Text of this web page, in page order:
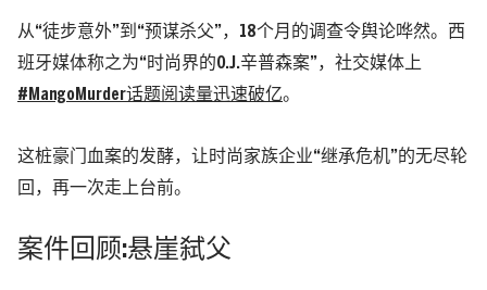
从“徒步意外”到“预谋杀父”，18个月的调查令舆论哗然。西
班牙媒体称之为“时尚界的O.J.辛普森案”，社交媒体上
#MangoMurder话题阅读量迅速破亿。
这桩豪门血案的发酵，让时尚家族企业“继承危机”的无尽轮
回，再一次走上台前。
案件回顾:悬崖弑父